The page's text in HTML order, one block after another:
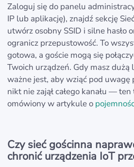
Zaloguj się do panelu
IP lub aplikację), znajdź sekcję
utwórz osobny SSID i silne hasło
ogranicz przepustowość. To
gotowa, a goście mogą się
Twoich urządzeń. Gdy masz dużą
ważne jest, aby wziąć pod uwagę
nikt nie zajął całego kanału —
omówiony w artykule o
Czy sieć gościnna
chronić urządzenia IoT